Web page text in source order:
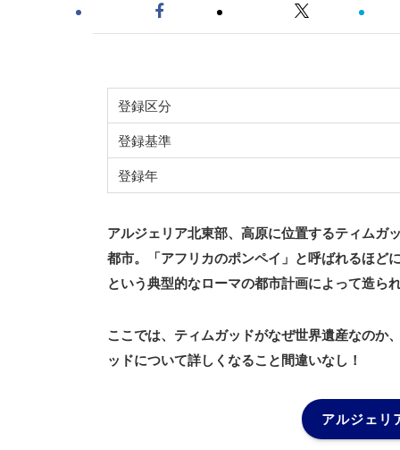
登録区分
登録基準
登録年
アルジェリア北東部、高原に位置するティムガ
都市。「アフリカのポンペイ」と呼ばれるほど
という典型的なローマの都市計画によって造ら
ここでは、ティムガッドがなぜ世界遺産なのか
ッドについて詳しくなること間違いなし！
アルジェリ